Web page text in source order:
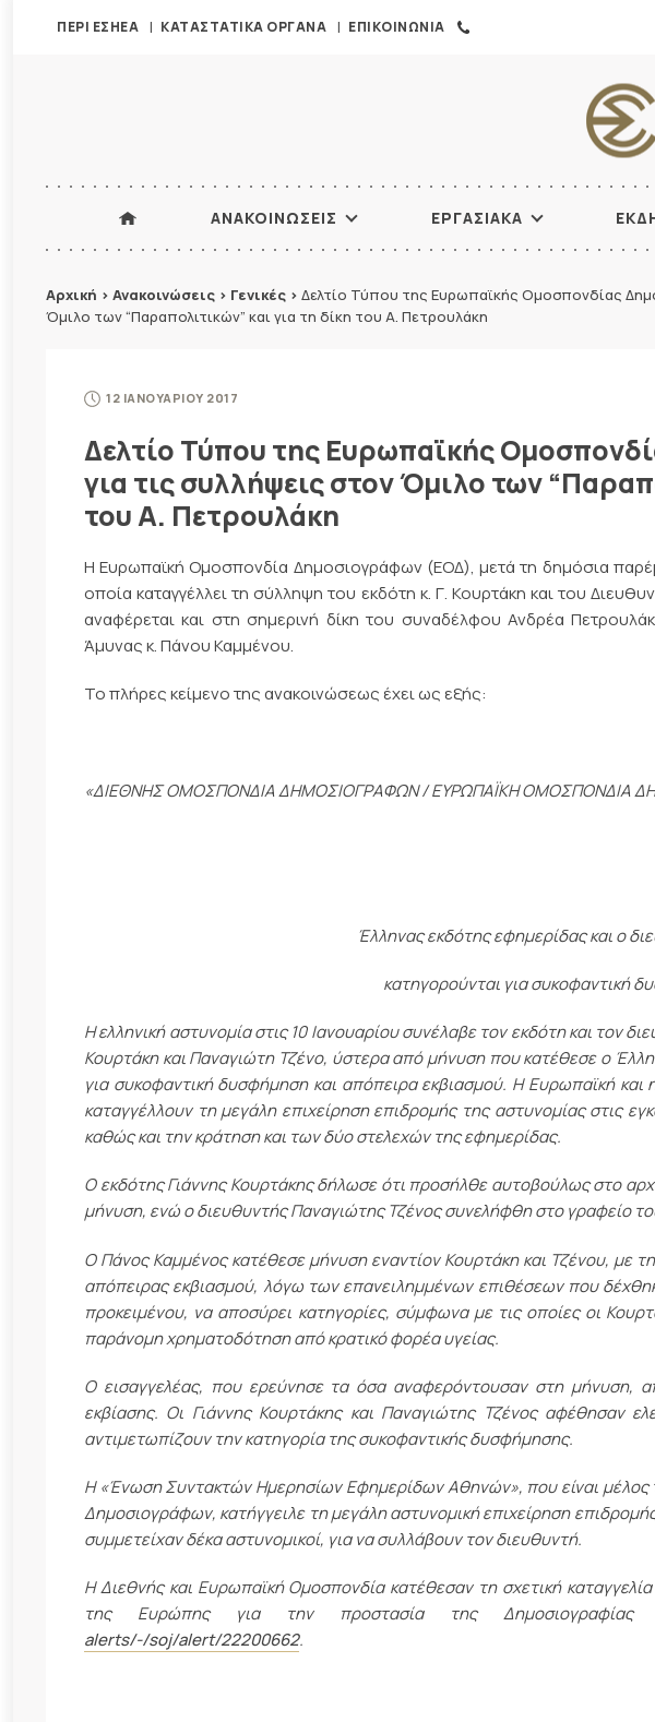
ΠΕΡΙ ΕΣΗΕΑ ΚΑΤΑΣΤΑΤΙΚΑ ΟΡΓΑΝΑ ΕΠΙΚΟΙΝΩΝΙΑ
ΑΝΑΚΟΙΝΩΣΕΙΣ ΕΡΓΑΣΙΑΚΑ
Αρχική > Ανακοινώσεις > Γενικές > Δελτίο Τύπου της Ευρωπαϊκής Ομοσπονδίας
Όμιλο των “Παραπολιτικών” και για τη δίκη του Α. Πετρουλάκη
12 ΙΑΝΟΥΑΡΙΟΥ 2017
Δελτίο Τύπου της Ευρωπαϊκής
για τις συλλήψεις στον Όμιλο των
του Α. Πετρουλάκη
Η Ευρωπαϊκή Ομοσπονδία Δημοσιογράφων (ΕΟΔ), μετά τη δημόσια
οποία καταγγέλλει τη σύλληψη του εκδότη κ. Γ. Κουρτάκη και του
αναφέρεται και στη σημερινή δίκη του συναδέλφου Ανδρέα
Άμυνας κ. Πάνου Καμμένου.
Το πλήρες κείμενο της ανακοινώσεως έχει ως εξής:
«ΔΙΕΘΝΗΣ ΟΜΟΣΠΟΝΔΙΑ ΔΗΜΟΣΙΟΓΡΑΦΩΝ / ΕΥΡΩΠΑΪΚΗ ΟΜΟΣΠΟΝΔΙΑ
Έλληνας εκδότης εφημερίδας και ο
κατηγορούνται για συκοφαντική
Η ελληνική αστυνομία στις 10 Ιανουαρίου συνέλαβε τον εκδότη και τον
Κουρτάκη και Παναγιώτη Τζένο, ύστερα από μήνυση που κατέθεσε ο
για συκοφαντική δυσφήμηση και απόπειρα εκβιασμού. Η Ευρωπαϊκή
καταγγέλλουν τη μεγάλη επιχείρηση επιδρομής της αστυνομίας στις
καθώς και την κράτηση και των δύο στελεχών της εφημερίδας.
Ο εκδότης Γιάννης Κουρτάκης δήλωσε ότι προσήλθε αυτοβούλως στο
μήνυση, ενώ ο διευθυντής Παναγιώτης Τζένος συνελήφθη στο γραφείο
Ο Πάνος Καμμένος κατέθεσε μήνυση εναντίον Κουρτάκη και Τζένου, με
απόπειρας εκβιασμού, λόγω των επανειλημμένων επιθέσεων που
προκειμένου, να αποσύρει κατηγορίες, σύμφωνα με τις οποίες οι
παράνομη χρηματοδότηση από κρατικό φορέα υγείας.
Ο εισαγγελέας, που ερεύνησε τα όσα αναφερόντουσαν στη μήνυση,
εκβίασης. Οι Γιάννης Κουρτάκης και Παναγιώτης Τζένος αφέθησαν
αντιμετωπίζουν την κατηγορία της συκοφαντικής δυσφήμησης.
Η «Ένωση Συντακτών Ημερησίων Εφημερίδων Αθηνών», που είναι μέλος
Δημοσιογράφων, κατήγγειλε τη μεγάλη αστυνομική επιχείρηση
συμμετείχαν δέκα αστυνομικοί, για να συλλάβουν τον διευθυντή.
Η Διεθνής και Ευρωπαϊκή Ομοσπονδία κατέθεσαν τη σχετική
της Ευρώπης για την προστασία της Δημοσιογραφίας
alerts/-/soj/alert/22200662.